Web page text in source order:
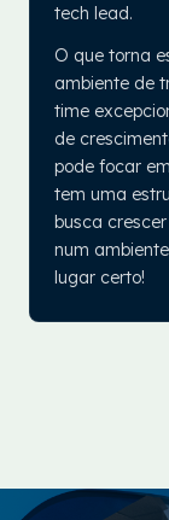
tech lead.
O que torna
ambiente de
time
de
pode focar
tem uma
busca
num
lugar certo!